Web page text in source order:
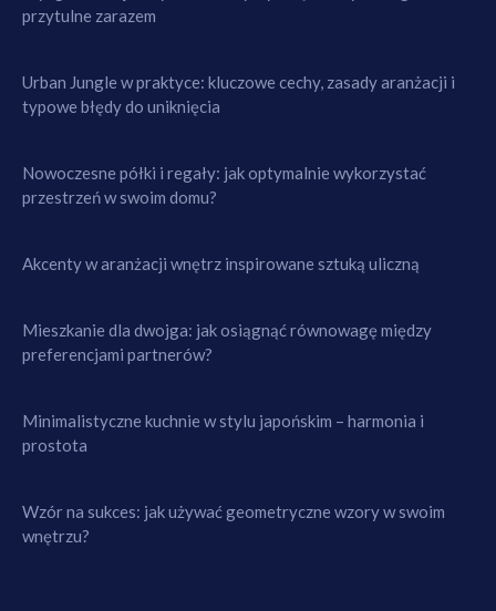
przytulne zarazem
Urban Jungle w praktyce: kluczowe cechy, zasady aranżacji i
typowe błędy do uniknięcia
Nowoczesne półki i regały: jak optymalnie wykorzystać
przestrzeń w swoim domu?
Akcenty w aranżacji wnętrz inspirowane sztuką uliczną
Mieszkanie dla dwojga: jak osiągnąć równowagę między
preferencjami partnerów?
Minimalistyczne kuchnie w stylu japońskim – harmonia i
prostota
Wzór na sukces: jak używać geometryczne wzory w swoim
wnętrzu?